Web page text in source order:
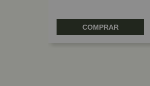
COMPRAR